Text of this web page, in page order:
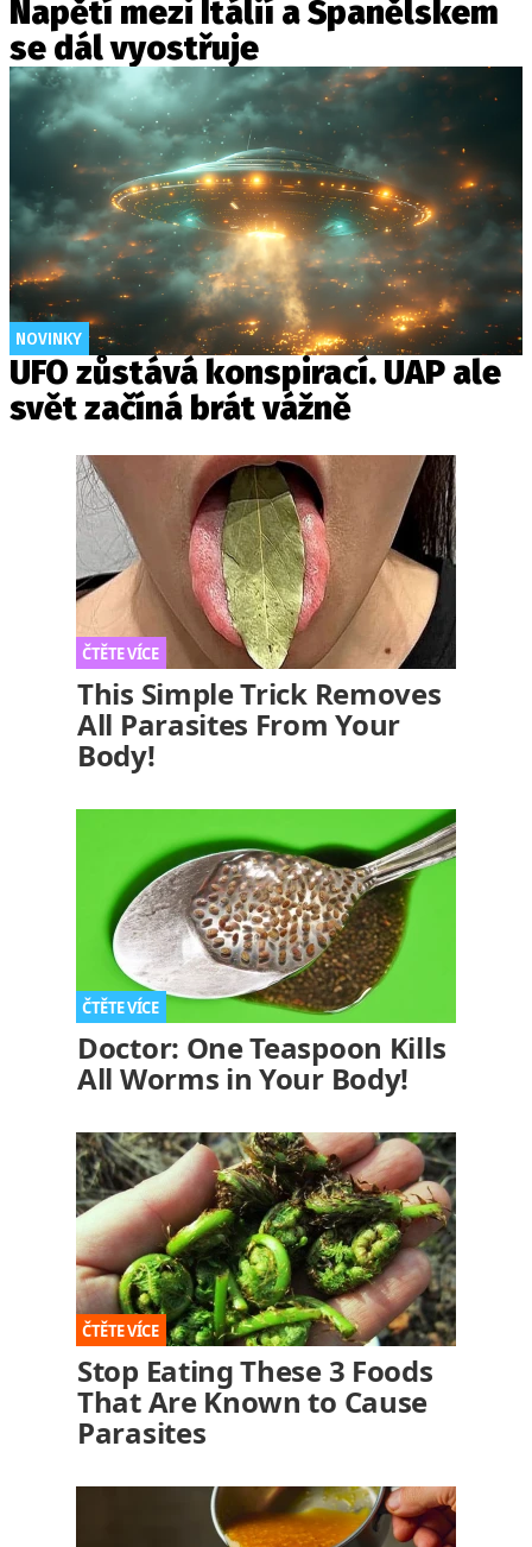
Napětí mezi Itálií a Španělskem
se dál vyostřuje
NOVINKY
UFO zůstává konspirací. UAP ale
svět začíná brát vážně
This Simple Trick Removes
All Parasites From Your
Body!
Doctor: One Teaspoon Kills
All Worms in Your Body!
Stop Eating These 3 Foods
That Are Known to Cause
Parasites